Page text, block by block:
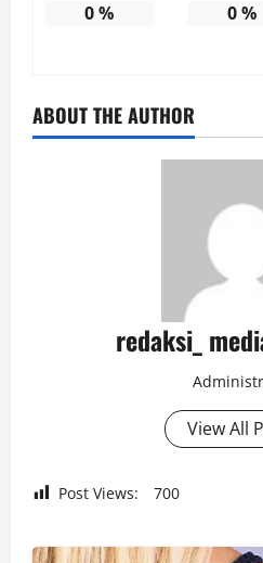
0% 0%
ABOUT THE AUTHOR
redaksi_
View All
Post Views: 700